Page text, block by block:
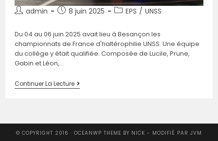
Auteur/autrice
la
publication :
admin
Post8 juin 2025
PostEPS / UNSS
Du 04 au 06 juin 2025 avait lieu à Besançon les
championnats de France d'haltérophilie UNSS. Une équipe
du collège y était qualifiée. Composée de Lucile, Prune,
Gabin et Léon,…
Continuer La LectureFrance
UNSS
© COPYRIGHT 2016 · OCEANWP THEME BY NICK - MODIFIÉ PAR JVM